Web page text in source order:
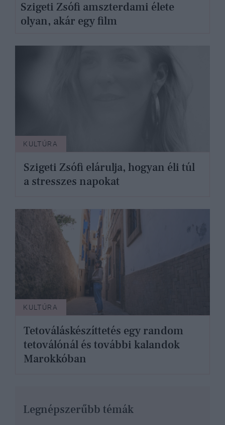
Szigeti Zsófi amszterdami élete
olyan, akár egy film
KULTÚRA
Szigeti Zsófi elárulja, hogyan éli túl
a stresszes napokat
KULTÚRA
Tetováláskészíttetés egy random
tetoválónál és további kalandok
Marokkóban
Legnépszerűbb témák